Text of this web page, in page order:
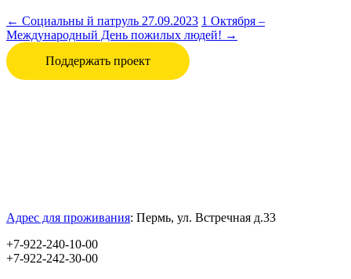
← Социальны й патруль 27.09.2023 1 Октября –
Международный День пожилых людей! →
Поддержать проект
Адрес для проживания: Пермь, ул. Встречная д.33
+7-922-240-10-00
+7-922-242-30-00